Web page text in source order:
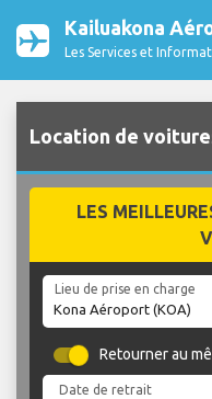
Kailuakona
Les Services et
Location de
LES
Lieu de prise en charge
Retourner au
Date de retrait